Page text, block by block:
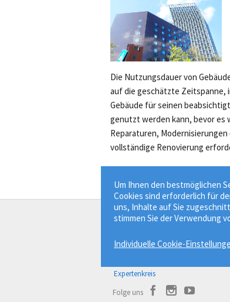
Die Nutzungsdauer von
auf die geschätzte Zeitspanne,
Gebäude für seinen
genutzt werden kann, bevor es
Reparaturen, Modernisierungen
vollständige Renovierung
Bauwissen besser finden.
Expertenkreis
Folge uns
Um Ihnen den bestmöglichen
Cookies sind erforderlich für
uns, Inhalte auf Sie
stimmen Sie der Verwendung
Individuelle Cookie-